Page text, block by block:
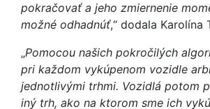
pokračovať a jeho zmiernenie
možné odhadnúť,“ dodala Karolína
„Pomocou našich pokročilých
pri každom vykúpenom vozidle
jednotlivými trhmi. Vozidlá potom
iný trh, ako na ktorom sme ich